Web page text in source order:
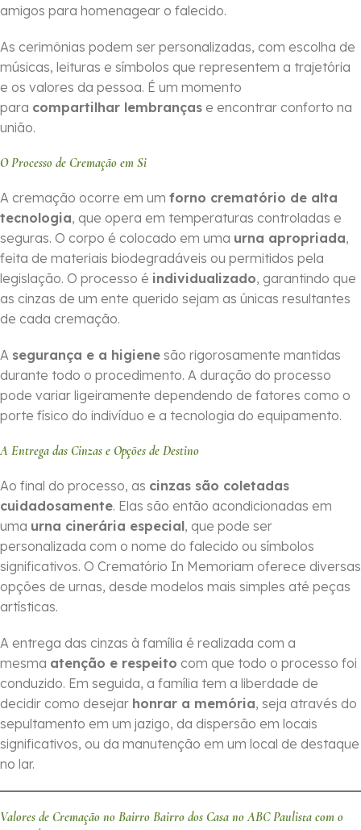
amigos para homenagear o falecido.
As cerimônias podem ser personalizadas, com escolha de
músicas, leituras e símbolos que representem a trajetória
e os valores da pessoa. É um momento
para compartilhar lembranças e encontrar conforto na
união.
O Processo de Cremação em Si
A cremação ocorre em um forno crematório de alta
tecnologia, que opera em temperaturas controladas e
seguras. O corpo é colocado em uma urna apropriada,
feita de materiais biodegradáveis ou permitidos pela
legislação. O processo é individualizado, garantindo que
as cinzas de um ente querido sejam as únicas resultantes
de cada cremação.
A segurança e a higiene são rigorosamente mantidas
durante todo o procedimento. A duração do processo
pode variar ligeiramente dependendo de fatores como o
porte físico do indivíduo e a tecnologia do equipamento.
A Entrega das Cinzas e Opções de Destino
Ao final do processo, as cinzas são coletadas
cuidadosamente. Elas são então acondicionadas em
uma urna cinerária especial, que pode ser
personalizada com o nome do falecido ou símbolos
significativos. O Crematório In Memoriam oferece diversas
opções de urnas, desde modelos mais simples até peças
artísticas.
A entrega das cinzas à família é realizada com a
mesma atenção e respeito com que todo o processo foi
conduzido. Em seguida, a família tem a liberdade de
decidir como desejar honrar a memória, seja através do
sepultamento em um jazigo, da dispersão em locais
significativos, ou da manutenção em um local de destaque
no lar.
Valores de Cremação no Bairro Bairro dos Casa no ABC Paulista com o